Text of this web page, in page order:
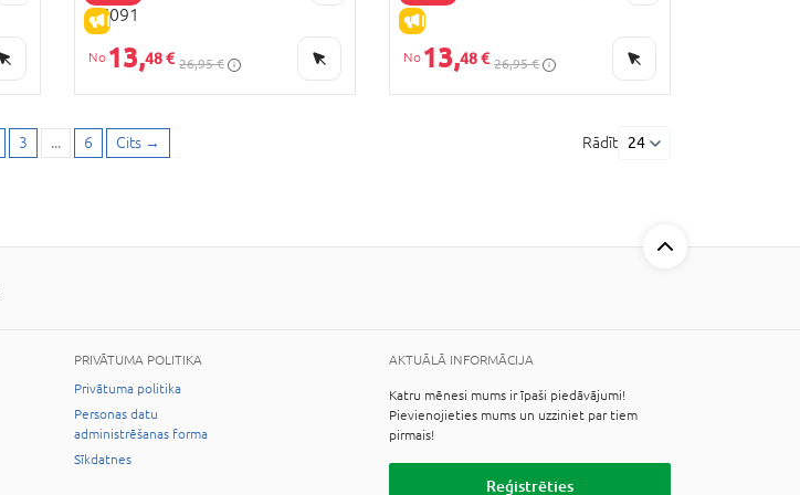
IZPĀRDOŠANA
EC091
13,48 € 26,95 €
IZPĀRDOŠANA
13,48 € 26,95 €
3 ... 6 Cits → Rādīt 24
PRIVĀTUMA POLITIKA
Privātuma politika
Personas datu
administrēšanas forma
Sīkdatnes
AKTUĀLĀ INFORMĀCIJA
Katru mēnesi mums ir īpaši piedāvājumi!
Pievienojieties mums un uzziniet par tiem
pirmais!
Reģistrēties